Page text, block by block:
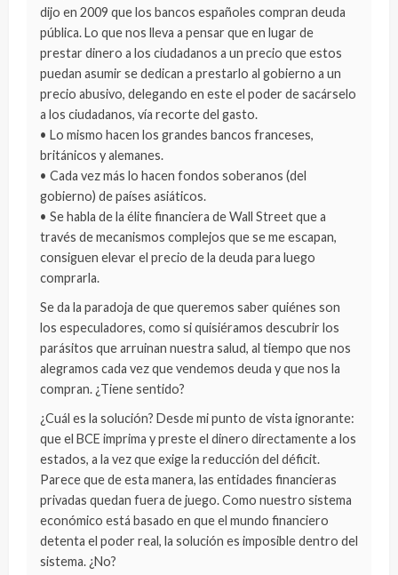
dijo en 2009 que los bancos españoles compran deuda
pública. Lo que nos lleva a pensar que en lugar de
prestar dinero a los ciudadanos a un precio que estos
puedan asumir se dedican a prestarlo al gobierno a un
precio abusivo, delegando en este el poder de sacárselo
a los ciudadanos, vía recorte del gasto.
• Lo mismo hacen los grandes bancos franceses,
británicos y alemanes.
• Cada vez más lo hacen fondos soberanos (del
gobierno) de países asiáticos.
• Se habla de la élite financiera de Wall Street que a
través de mecanismos complejos que se me escapan,
consiguen elevar el precio de la deuda para luego
comprarla.
Se da la paradoja de que queremos saber quiénes son
los especuladores, como si quisiéramos descubrir los
parásitos que arruinan nuestra salud, al tiempo que nos
alegramos cada vez que vendemos deuda y que nos la
compran. ¿Tiene sentido?
¿Cuál es la solución? Desde mi punto de vista ignorante:
que el BCE imprima y preste el dinero directamente a los
estados, a la vez que exige la reducción del déficit.
Parece que de esta manera, las entidades financieras
privadas quedan fuera de juego. Como nuestro sistema
económico está basado en que el mundo financiero
detenta el poder real, la solución es imposible dentro del
sistema. ¿No?